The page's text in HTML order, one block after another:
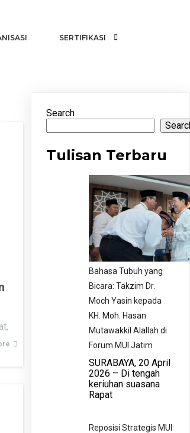
SERTIFIKASI
Search
Tulisan Terbaru
Bahasa Tubuh yang
Bicara: Takzim Dr.
Moch Yasin kepada
KH. Moh. Hasan
Mutawakkil Alallah di
Forum MUI Jatim
​SURABAYA, 20 April
2026 – Di tengah
keriuhan suasana
Rapat
Reposisi Strategis MUI